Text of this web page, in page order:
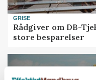
GRISE
Rådgiver om DB-
store besparelser